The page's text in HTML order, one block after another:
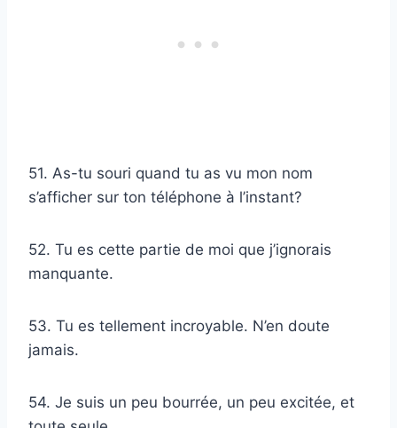
51. As-tu souri quand tu as vu mon nom
s’afficher sur ton téléphone à l’instant?
52. Tu es cette partie de moi que j’ignorais
manquante.
53. Tu es tellement incroyable. N’en doute
jamais.
54. Je suis un peu bourrée, un peu excitée, et